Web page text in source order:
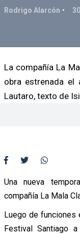
Rodrigo Alarcón
La compañía La
obra estrenada
Lautaro, texto de
Una nueva
compañía La Mala
Luego de funciones
Festival Santiago